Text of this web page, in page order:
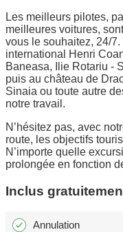
Les meilleurs pilotes,
meilleures voitures,
vous le souhaitez, 24/
international Henri
Baneasa, Ilie Rotariu -
puis au château de
Sinaia ou toute autre
notre travail.
N’hésitez pas, avec
route, les objectifs
N’importe quelle
prolongée en fonction
Inclus
Annulation